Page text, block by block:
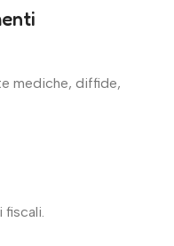
mediche, diffide,